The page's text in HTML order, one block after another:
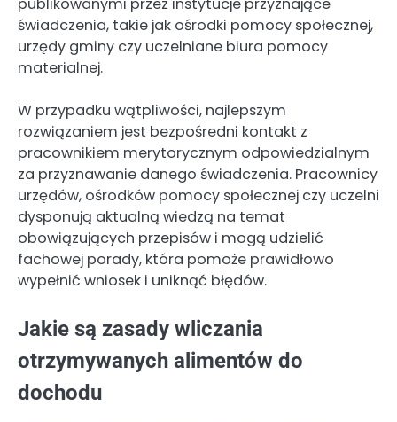
świadczenia, takie jak ośrodki pomocy społecznej,
urzędy gminy czy uczelniane biura pomocy
materialnej.
W przypadku wątpliwości, najlepszym
rozwiązaniem jest bezpośredni kontakt z
pracownikiem merytorycznym odpowiedzialnym
za przyznawanie danego świadczenia. Pracownicy
urzędów, ośrodków pomocy społecznej czy uczelni
dysponują aktualną wiedzą na temat
obowiązujących przepisów i mogą udzielić
fachowej porady, która pomoże prawidłowo
wypełnić wniosek i uniknąć błędów.
Jakie są zasady wliczania
otrzymywanych alimentów do
dochodu